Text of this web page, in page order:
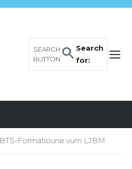
Search
for:
SEARCH
BUTTON
BTS-Formatioune vum LJBM